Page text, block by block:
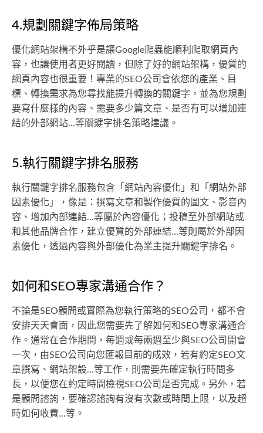
4.規劃關鍵字佈局策略
優化網站架構不外乎是讓Google爬蟲能順利爬取網頁內
容，也讓使用者更好閱讀，但除了好的網站架構，優質的
網頁內容也很重要！專業的SEO公司會依您的產業、目
標、轉換需求為您尋找能提升轉換的關鍵字，並為您規劃
要寫什麼樣的內容、需要多少篇文章、是否有可以增加連
結的外部網站...等關鍵字排名策略建議。
5.執行關鍵字排名服務
執行關鍵字排名服務包含「網站內容優化」和「網站外部
因素優化」，像是：撰寫文章和製作優質的圖文、影音內
容、增加內部連結...等屬於內容優化；投稿至外部網站或
和其他品牌合作，建立優質的外部連結...等則屬於外部因
素優化，透過內容與外部優化為業主提升關鍵字排名。
如何和SEO專家溝通合作？
不論是SEO顧問或實際為您執行策略的SEO公司，都不會
安排天天會面，因此您需要先了解如何和SEO專家溝通合
作。通常在合作期間，每週或每兩週至少與SEO公司開會
一次，由SEO公司向您匯報目前的成效，若有約定SEO文
章撰寫、網站架設...等工作，則需要先確定執行時間多
長，以便您在約定時間檢視SEO公司是否完成。另外，若
是顧問諮詢，要確認諮詢有沒有次數或時間上限，以及超
時如何收費...等。